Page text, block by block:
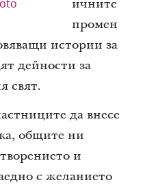
ичните
промен
истории за
дейности за
свят.
да внесе
общите ни
и
с желанието